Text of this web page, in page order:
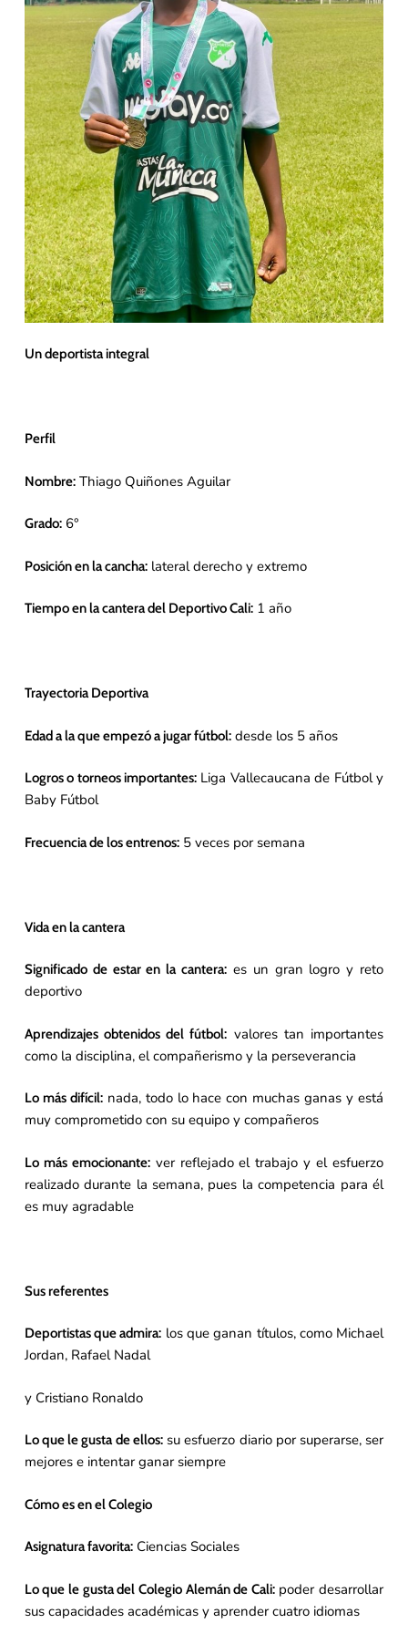
Un deportista integral
Perfil
Nombre:Thiago Quiñones Aguilar
Grado:6°
Posición en la cancha:lateral derecho y extremo
Tiempo en la cantera del Deportivo Cali:1 año
Trayectoria Deportiva
Edad a la que empezó a jugar fútbol:desde los 5 años
Logros o torneos importantes: Liga Vallecaucana de Fútbol y
Baby Fútbol
Frecuencia de los entrenos:5 veces por semana
Vida en la cantera
Significado de estar en la cantera: es un gran logro y reto
deportivo
Aprendizajes obtenidos del fútbol: valores tan importantes
como la disciplina, el compañerismo y la perseverancia
Lo más difícil:nada, todo lo hace con muchas ganas y está
muy comprometido con su equipo y compañeros
Lo más emocionante:ver reflejado el trabajo y el esfuerzo
realizado durante la semana, pues la competencia para él
es muy agradable
Sus referentes
Deportistas que admira: los que ganan títulos, como Michael
Jordan, Rafael Nadal
y Cristiano Ronaldo
Lo que le gusta de ellos:su esfuerzo diario por superarse, ser
mejores e intentar ganar siempre
Cómo es en el Colegio
Asignatura favorita:Ciencias Sociales
Lo que le gusta del Colegio Alemán de Cali:poder desarrollar
sus capacidades académicas y aprender cuatro idiomas